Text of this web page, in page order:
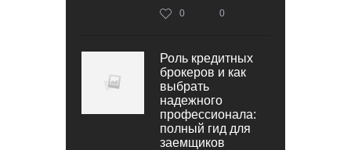
0 0
Роль кредитных
брокеров и как
выбрать
надежного
профессионала:
полный гид для
заемщиков